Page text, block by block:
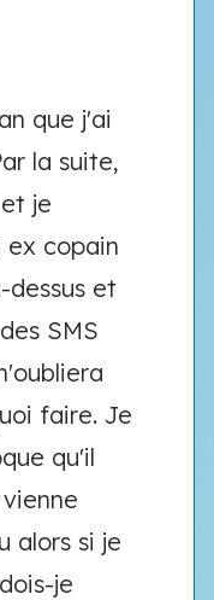
que j'ai
la suite,
je
ex copain
dessus et
SMS
faire. Je
qu'il
alors si je
je